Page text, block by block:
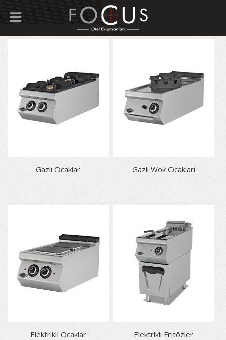
Gazlı Ocaklar Gazlı Wok Ocakları
Elektrikli Ocaklar Elektrikli Fritözler